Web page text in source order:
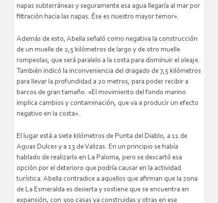
napas subterráneas y seguramente esa agua llegaría al mar por
filtración hacia las napas. Ése es nuestro mayor temor».
Además de esto, Abella señaló como negativa la construcción
de un muelle de 2,5 kilómetros de largo y de otro muelle
rompeolas, que será paralelo a la costa para disminuir el oleaje.
También indicó la inconveniencia del dragado de 7,5 kilómetros
para llevar la profundidad a 20 metros, para poder recibir a
barcos de gran tamaño. «El movimiento del fondo marino
implica cambios y contaminación, que va a producir un efecto
negativo en la costa».
El lugar está a siete kilómetros de Punta del Diablo, a 11 de
Aguas Dulces y a 13 de Valizas. En un principio se había
hablado de realizarlo en La Paloma, pero se descartó esa
opción por el deterioro que podría causar en la actividad
turística. Abella contradice a aquellos que afirman que la zona
de La Esmeralda es desierta y sostiene que se encuentra en
expansión, con 300 casas ya construidas y otras en ese